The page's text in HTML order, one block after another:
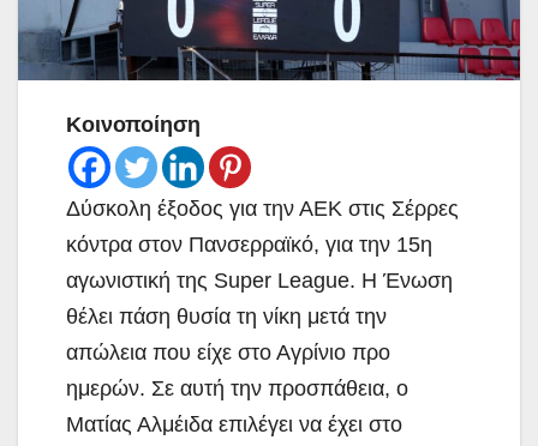
Κοινοποίηση
Δύσκολη έξοδος για την ΑΕΚ στις Σέρρες
κόντρα στον Πανσερραϊκό, για την 15η
αγωνιστική της Super League. Η Ένωση
θέλει πάση θυσία τη νίκη μετά την
απώλεια που είχε στο Αγρίνιο προ
ημερών. Σε αυτή την προσπάθεια, ο
Ματίας Αλμέιδα επιλέγει να έχει στο